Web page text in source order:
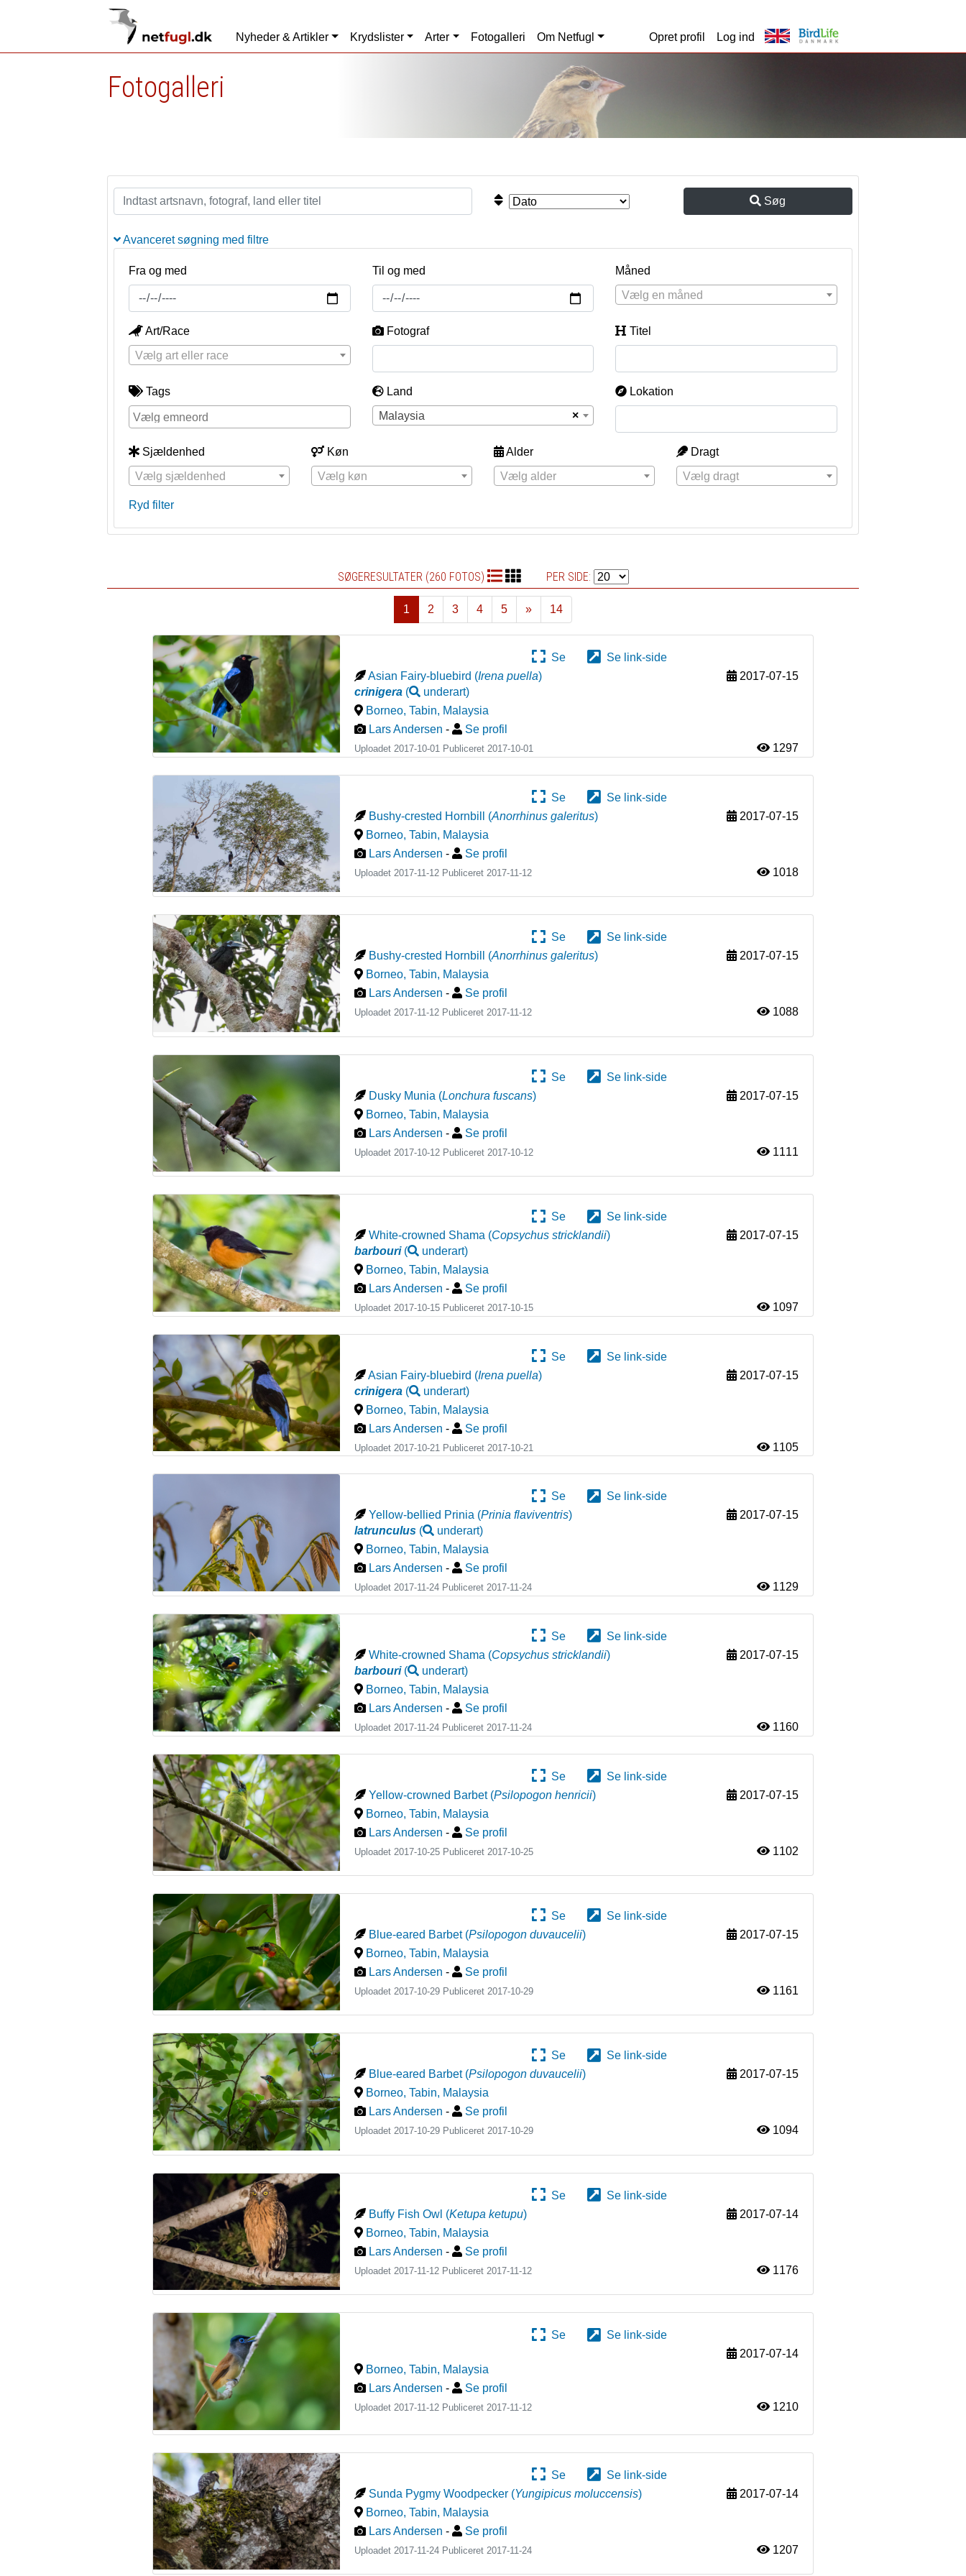
Nyheder & Artikler Krydslister Arter Fotogalleri Om Netfugl Opret profil Log ind
Fotogalleri
Søg
Avanceret søgning med filtre
Fra og med Til og med
Måned
Vælg en måned
Art/Race
Vælg art eller race
Fotograf Titel
Tags
Land
×
Malaysia
Lokation
Sjældenhed
Vælg sjældenhed
Køn
Vælg køn
Alder
Vælg alder
Dragt
Vælg dragt
Ryd filter
SØGERESULTATER (260 FOTOS) PER SIDE:
1 2 3 4 5
»
Næste
14
Se
Se link-side
Asian Fairy-bluebird (Irena puella)
crinigera ( underart)
2017-07-15
Borneo, Tabin, Malaysia
Lars Andersen - Se profil
Uploadet 2017-10-01 Publiceret2017-10-01 1297
Se
Se link-side
Bushy-crested Hornbill
(Anorrhinus galeritus)
2017-07-15
Borneo, Tabin, Malaysia
Lars Andersen - Se profil
Uploadet 2017-11-12 Publiceret 2017-11-12 1018
Se
Se link-side
Bushy-crested Hornbill
(Anorrhinus galeritus)
2017-07-15
Borneo, Tabin, Malaysia
Lars Andersen - Se profil
Uploadet 2017-11-12 Publiceret2017-11-12 1088
Se
Se link-side
Dusky Munia (Lonchura fuscans)
2017-07-15
Borneo, Tabin, Malaysia
Lars Andersen - Se profil
Uploadet 2017-10-12 Publiceret 2017-10-12 1111
Se
Se link-side
White-crowned Shama (Copsychus stricklandii)
barbouri( underart)
2017-07-15
Borneo, Tabin, Malaysia
Lars Andersen - Se profil
Uploadet 2017-10-15 Publiceret2017-10-15 1097
Se
Se link-side
Asian Fairy-bluebird (Irena puella)
crinigera ( underart)
2017-07-15
Borneo, Tabin, Malaysia
Lars Andersen - Se profil
Uploadet 2017-10-21 Publiceret 2017-10-21 1105
Se
Se link-side
Yellow-bellied Prinia (Prinia flaviventris)
latrunculus ( underart)
2017-07-15
Borneo, Tabin, Malaysia
Lars Andersen - Se profil
Uploadet 2017-11-24 Publiceret2017-11-24 1129
Se
Se link-side
White-crowned Shama (Copsychus stricklandii)
barbouri( underart)
2017-07-15
Borneo, Tabin, Malaysia
Lars Andersen - Se profil
Uploadet 2017-11-24 Publiceret 2017-11-24 1160
Se
Se link-side
Yellow-crowned Barbet (Psilopogon henricii)
2017-07-15
Borneo, Tabin, Malaysia
Lars Andersen - Se profil
Uploadet 2017-10-25 Publiceret 2017-10-25 1102
Se
Se link-side
Blue-eared Barbet (Psilopogon duvaucelii)
2017-07-15
Borneo, Tabin, Malaysia
Lars Andersen - Se profil
Uploadet 2017-10-29 Publiceret 2017-10-29 1161
Se
Se link-side
Blue-eared Barbet (Psilopogon duvaucelii)
2017-07-15
Borneo, Tabin, Malaysia
Lars Andersen - Se profil
Uploadet 2017-10-29 Publiceret2017-10-29 1094
Se
Se link-side
Buffy Fish Owl (Ketupa ketupu)
2017-07-14
Borneo, Tabin, Malaysia
Lars Andersen - Se profil
Uploadet 2017-11-12 Publiceret 2017-11-12 1176
Se
Se link-side
2017-07-14
Borneo, Tabin, Malaysia
Lars Andersen - Se profil
Uploadet 2017-11-12 Publiceret2017-11-12 1210
Se
Se link-side
Sunda Pygmy Woodpecker (Yungipicus moluccensis)
2017-07-14
Borneo, Tabin, Malaysia
Lars Andersen - Se profil
Uploadet 2017-11-24 Publiceret 2017-11-24 1207